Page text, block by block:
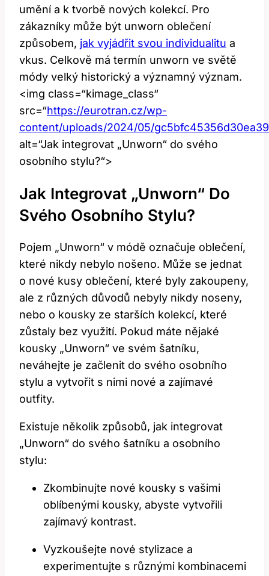
umění a k tvorbě nových kolekcí. Pro
zákazníky může být unworn oblečení
způsobem, jak vyjádřit svou individualitu a
vkus. Celkově má termín unworn ve světě
módy velký historický a významný význam.
<img class=“kimage_class“
src=“https://eurotran.cz/wp-
content/uploads/2024/05/
alt=“Jak integrovat „Unworn“ do svého
osobního stylu?“>
Jak Integrovat „Unworn“ Do
Svého Osobního Stylu?
Pojem „Unworn“ v módě označuje oblečení,
které nikdy nebylo nošeno. Může se jednat
o nové kusy oblečení, které byly zakoupeny,
ale z různých důvodů nebyly nikdy noseny,
nebo o kousky ze starších kolekcí, které
zůstaly bez využití. Pokud máte nějaké
kousky „Unworn“ ve svém šatníku,
neváhejte je začlenit do svého osobního
stylu a vytvořit s nimi nové a zajímavé
outfity.
Existuje několik způsobů, jak integrovat
„Unworn“ do svého šatníku a osobního
stylu:
Zkombinujte nové kousky s vašimi
oblíbenými kousky, abyste vytvořili
zajímavý kontrast.
Vyzkoušejte nové stylizace a
experimentujte s různými kombinacemi